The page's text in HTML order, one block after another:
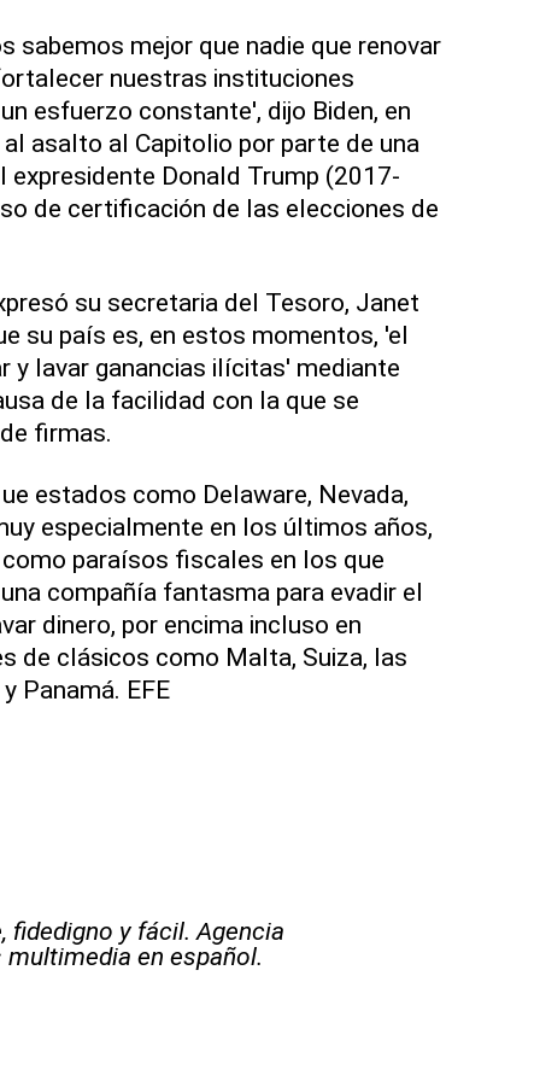
sabemos mejor que nadie que renovar
nuestras instituciones
esfuerzo constante', dijo Biden, en
asalto al Capitolio por parte de una
expresidente Donald Trump (2017-
de certificación de las elecciones de
su secretaria del Tesoro, Janet
su país es, en estos momentos, 'el
y lavar ganancias ilícitas' mediante
de la facilidad con la que se
firmas.
estados como Delaware, Nevada,
especialmente en los últimos años,
paraísos fiscales en los que
compañía fantasma para evadir el
dinero, por encima incluso en
de clásicos como Malta, Suiza, las
Panamá. EFE
fidedigno y fácil. Agencia
en español.